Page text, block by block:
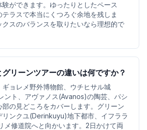
ができます。ゆったりとしたペース
ラスで本当にくつろぐ余地を残しま
スのバランスを取りたいなら理想的で
リーンツアーの違いは何ですか？
ギョレメ野外博物館、ウチヒサル城
ント、アヴァノス(Avanos)の陶芸、パシ
部の見どころをカバーします。グリーン
リンクユ(Derinkuyu)地下都市、イフララ
メ修道院へと向かいます。2日かけて両